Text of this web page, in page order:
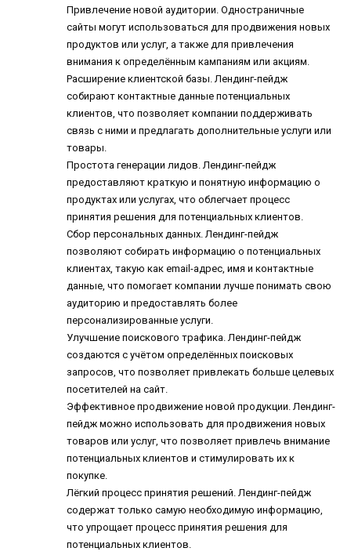
Привлечение новой аудитории. Одностраничные
сайты могут использоваться для продвижения новых
продуктов или услуг, а также для привлечения
внимания к определённым кампаниям или акциям.
Расширение клиентской базы. Лендинг-пейдж
собирают контактные данные потенциальных
клиентов, что позволяет компании поддерживать
связь с ними и предлагать дополнительные услуги или
товары.
Простота генерации лидов. Лендинг-пейдж
предоставляют краткую и понятную информацию о
продуктах или услугах, что облегчает процесс
принятия решения для потенциальных клиентов.
Сбор персональных данных. Лендинг-пейдж
позволяют собирать информацию о потенциальных
клиентах, такую как email-адрес, имя и контактные
данные, что помогает компании лучше понимать свою
аудиторию и предоставлять более
персонализированные услуги.
Улучшение поискового трафика. Лендинг-пейдж
создаются с учётом определённых поисковых
запросов, что позволяет привлекать больше целевых
посетителей на сайт.
Эффективное продвижение новой продукции. Лендинг-
пейдж можно использовать для продвижения новых
товаров или услуг, что позволяет привлечь внимание
потенциальных клиентов и стимулировать их к
покупке.
Лёгкий процесс принятия решений. Лендинг-пейдж
содержат только самую необходимую информацию,
что упрощает процесс принятия решения для
потенциальных клиентов.